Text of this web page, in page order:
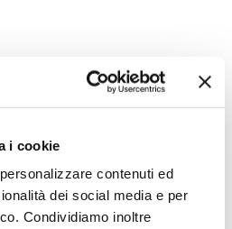
i cookie
contenuti ed
dei social media e per
Condividiamo inoltre
/ PACKAGING